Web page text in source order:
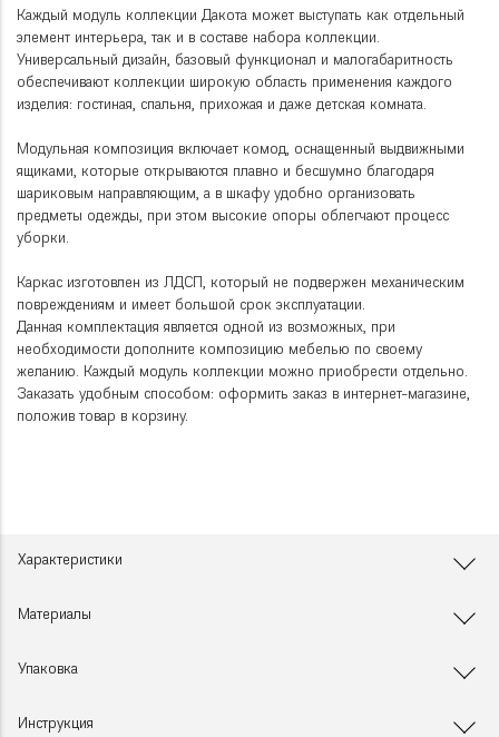
Каждый модуль коллекции Дакота может выступать как отдельный
элемент интерьера, так и в составе набора коллекции.
Универсальный дизайн, базовый функционал и малогабаритность
обеспечивают коллекции широкую область применения каждого
изделия: гостиная, спальня, прихожая и даже детская комната.
Модульная композиция включает комод, оснащенный выдвижными
ящиками, которые открываются плавно и бесшумно благодаря
шариковым направляющим, а в шкафу удобно организовать
предметы одежды, при этом высокие опоры облегчают процесс
уборки.
Каркас изготовлен из ЛДСП, который не подвержен механическим
повреждениям и имеет большой срок эксплуатации.
Данная комплектация является одной из возможных, при
необходимости дополните композицию мебелью по своему
желанию. Каждый модуль коллекции можно приобрести отдельно.
Заказать удобным способом: оформить заказ в интернет-магазине,
положив товар в корзину.
Характеристики
Материалы
Упаковка
Инструкция